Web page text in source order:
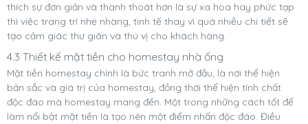
thích sự đơn giản và thanh thoát hơn là sự xa hoa hay phức tạp
thì việc trang trí nhẹ nhàng, tinh tế thay vì quá nhiều chi tiết sẽ
tạo cảm giác thư giãn và thú vị cho khách hàng.
4.3 Thiết kế mặt tiền cho homestay nhà ống
Mặt tiền homestay chính là bức tranh mở đầu, là nơi thể hiện
bản sắc và giá trị của homestay, đồng thời thể hiện tính chất
độc đáo mà homestay mang đến. Một trong những cách tốt để
làm nổi bật mặt tiền là tạo nên một điểm nhấn độc đáo. Điều